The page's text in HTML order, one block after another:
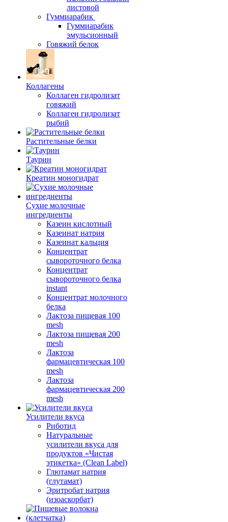
листовой
Гуммиарабик
Гуммиарабик
эмульсионный
Говяжий белок
Коллагены
Коллаген гидролизат
говяжий
Коллаген гидролизат
рыбий
Растительные белки
Таурин
Креатин моногидрат
Сухие молочные
ингредиенты
Казеин кислотный
Казеинат натрия
Казеинат кальция
Концентрат
сывороточного белка
Концентрат
сывороточного белка
instant
Концентрат молочного
белка
Лактоза пищевая 100
mesh
Лактоза пищевая 200
mesh
Лактоза
фармацевтическая 100
mesh
Лактоза
фармацевтическая 200
mesh
Усилители вкуса
Риботид
Натуральные
усилители вкуса для
продуктов «Чистая
этикетка» (Clean Label)
Глютамат натрия
(глутамат)
Эритробат натрия
(изоаскорбат)